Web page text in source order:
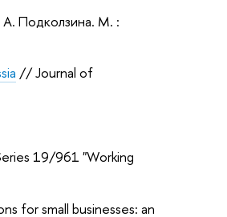
А. Подколзина. М. :
// Journal of
19/961 "Working
for small businesses: an